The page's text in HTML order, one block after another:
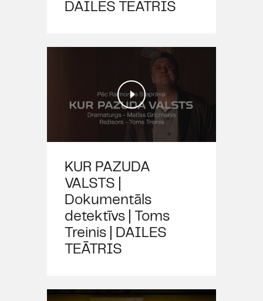
DAILES TEĀTRIS
KUR PAZUDA
VALSTS |
Dokumentāls
detektīvs | Toms
Treinis | DAILES
TEĀTRIS